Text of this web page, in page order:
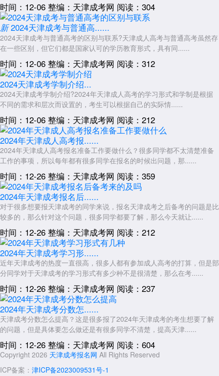
关注学习形式：2026年起，原“函授”、“业余”统一更名为“非脱产”，
以线上自学为主、线下集中面授为辅。如果你在外地或工作极忙，报考前
务必确认目标院校的线下课程频率。
以上就是关于：“2026年天津成考哪个学校好”的简单介绍，想了解更
多内容，可以持续关注天津成人高考网www.shcrgk.com
展开全文
时间：12-06 整编：天津成考网 阅读：304
新 2024天津成考与普通高......
2024天津成考与普通高考的区别与联系?天津成人高考与普通高考虽然存
在一些区别，但它们都是国家认可的学历教育形式，具有同......
时间：12-06 整编：天津成考网 阅读：312
2024天津成考学制介绍...
2024天津成考学制介绍?2024年天津成人高考的学习形式和学制是根据
不同的需求和层次而设置的，考生可以根据自己的实际情......
时间：12-06 整编：天津成考网 阅读：212
2024年天津成人高考报......
2024年天津成人高考报名准备工作要做什么？很多同学都不太清楚准备
工作的事项，所以每年都有很多同学在报名的时候出问题，那......
时间：12-26 整编：天津成考网 阅读：359
2024年天津成考报名后......
对于很多想要报天津成考的同学来说，报名天津成考之后备考的问题是比
较多的，那么针对这个问题，很多同学都要了解，那么今天就让......
时间：12-26 整编：天津成考网 阅读：212
2024年天津成考学习形......
近年天津成考的热度一直很高，很多人都有参加成人高考的打算，但是部
分同学对于天津成考的学习形式有多少种不是很清楚，那么在考......
时间：12-26 整编：天津成考网 阅读：237
2024年天津成考分数怎......
天津成考分数怎么提高？这是很多报了2024年天津成考的考生想要了解
的问题，但是具体要怎么做还是有很多同学不清楚，提高天津......
时间：12-26 整编：天津成考网 阅读：604
Copyright 2026 天津成考报名网 All Rights Reserved
ICP备案： 津ICP备2023009531号-1